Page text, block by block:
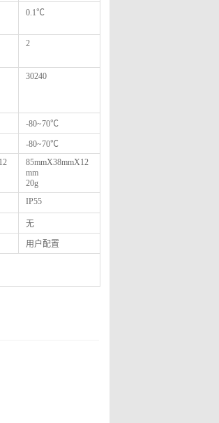
0.1℃
2
30240
-80~70℃
-80~70℃
85mmX38mmX12
mm
20g
IP55
无
用户配置